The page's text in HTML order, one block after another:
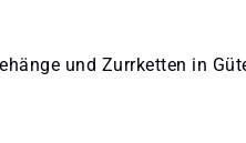
und Zurrketten in